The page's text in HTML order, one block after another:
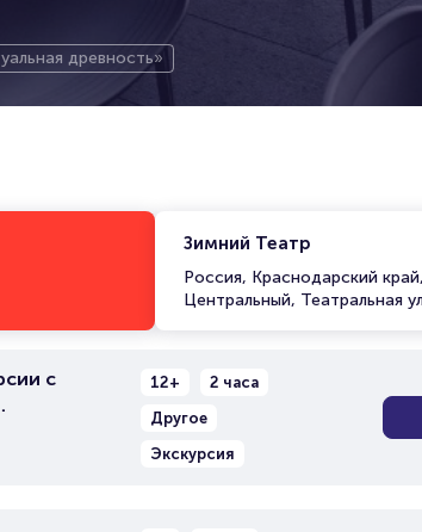
древность»
Зимний Театр
Россия, Краснодарский
Центральный, Театральная
с
12+
2 часа
Другое
Экскурсия